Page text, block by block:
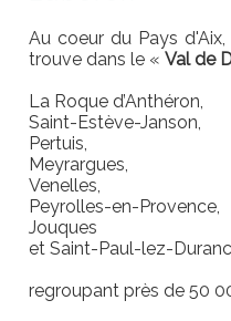
Au coeur du Pays
trouve dans le «Val de
La Roque d’Anthéron,
Saint-Estève-Janson,
Pertuis,
Meyrargues,
Venelles,
Peyrolles-en-Provence,
Jouques
et Saint-Paul-lez-
regroupant près de 50